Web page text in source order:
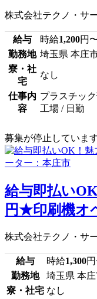
株式会社テクノ・サ
給与 時給1,200円
勤務地 埼玉県 本庄
寮・社
宅
なし
仕事内
容
プラスチッ
工場 / 日勤
募集が停止していま
給与即払い
円★印刷機オ
株式会社テクノ・サ
給与 時給1,300
勤務地
埼玉県 本
寮・社宅 なし